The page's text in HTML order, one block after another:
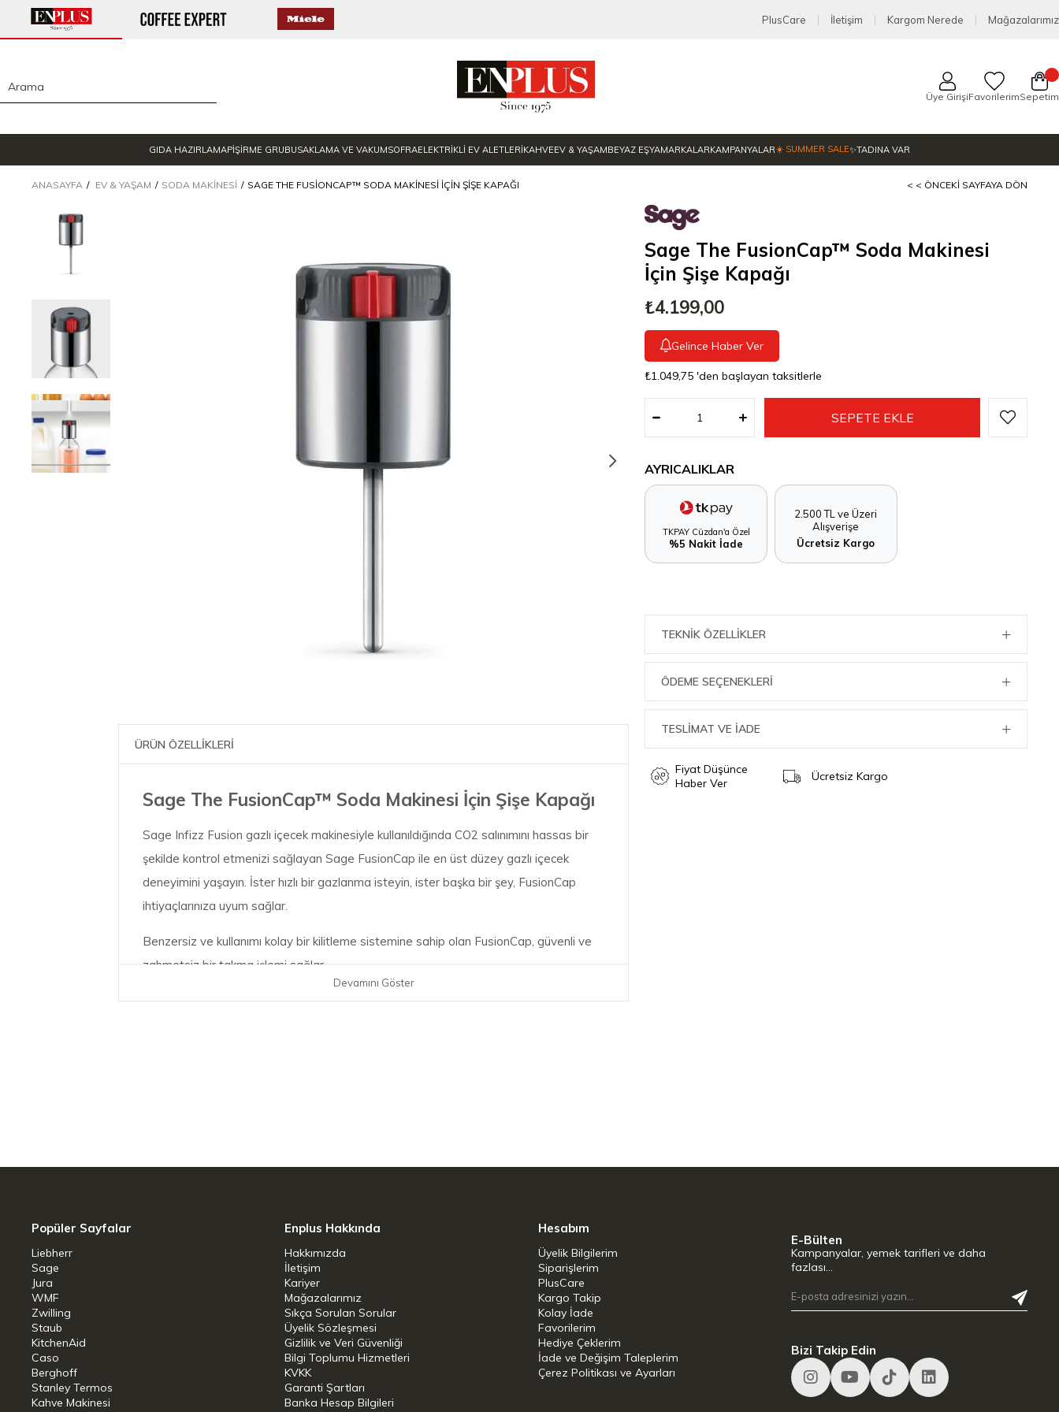
PlusCare İletişim Kargom Nerede Mağazalarımız
Üye GirişiFavorilerimSepetim
GIDA HAZIRLAMAPİŞİRME GRUBUSAKLAMA VE VAKUMSOFRAELEKTRİKLİ EV ALETLERİKAHVEEV & YAŞAMBEYAZ EŞYAMARKALARKAMPANYALAR☀️ SUMMER SALE✨TADINA VAR
ANASAYFA EV & YAŞAM SODA MAKINESI SAGE THE FUSIONCAP™ SODA MAKINESI İÇIN ŞIŞE KAPAĞI < < ÖNCEKI SAYFAYA DÖN
ÜRÜN ÖZELLİKLERİ
Sage The FusionCap™ Soda Makinesi İçin Şişe Kapağı
Sage Infizz Fusion gazlı içecek makinesiyle kullanıldığında CO2 salınımını hassas bir
şekilde kontrol etmenizi sağlayan Sage FusionCap ile en üst düzey gazlı içecek
deneyimini yaşayın. İster hızlı bir gazlanma isteyin, ister başka bir şey, FusionCap
ihtiyaçlarınıza uyum sağlar.
Benzersiz ve kullanımı kolay bir kilitleme sistemine sahip olan FusionCap, güvenli ve
zahmetsiz bir takma işlemi sağlar.
Bu yenilikçi aksesuar, Sage InFizz Fusion ve Sage InFizz Şişeleri (0,6L ve 1L
Devamını Göster
Sage The FusionCap™ Soda Makinesi
İçin Şişe Kapağı
₺4.199,00
Gelince Haber Ver
₺1.049,75 'den başlayan taksitlerle
AYRICALIKLAR
TKPAY Cüzdan'a Özel
%5 Nakit İade
2.500 TL ve Üzeri
Alışverişe
Ücretsiz Kargo
TEKNIK ÖZELLIKLER
ÖDEME SEÇENEKLERI
TESLİMAT VE İADE
Fiyat Düşünce
Haber Ver
Ücretsiz Kargo
Popüler Sayfalar
Liebherr
Sage
Jura
WMF
Zwilling
Staub
KitchenAid
Caso
Berghoff
Stanley Termos
Kahve Makinesi
Enplus Hakkında
Hakkımızda
İletişim
Kariyer
Mağazalarımız
Sıkça Sorulan Sorular
Üyelik Sözleşmesi
Gizlilik ve Veri Güvenliği
Bilgi Toplumu Hizmetleri
KVKK
Garanti Şartları
Banka Hesap Bilgileri
Hesabım
Üyelik Bilgilerim
Siparişlerim
PlusCare
Kargo Takip
Kolay İade
Favorilerim
Hediye Çeklerim
İade ve Değişim Taleplerim
Çerez Politikası ve Ayarları
E-Bülten
Kampanyalar, yemek tarifleri ve daha
fazlası…
Bizi Takip Edin